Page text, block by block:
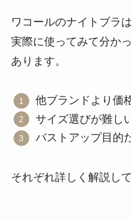
ワコールのナイトブラ
実際に使ってみて分か
あります。
他ブランドより価
サイズ選びが難し
バストアップ目的
それぞれ詳しく解説し